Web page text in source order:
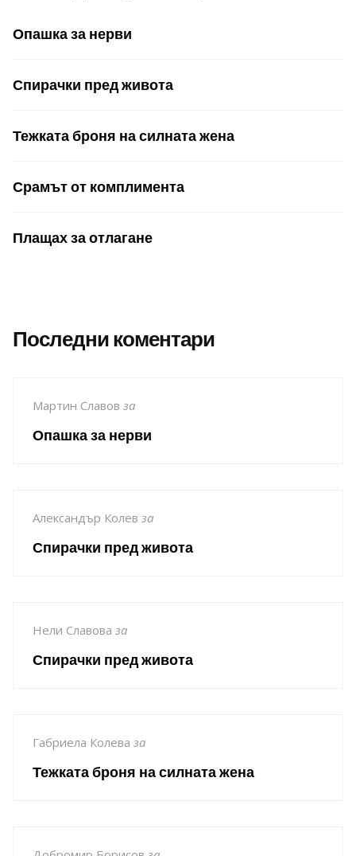
Опашка за нерви
Спирачки пред живота
Тежката броня на силната жена
Срамът от комплимента
Плащах за отлагане
Последни коментари
Мартин Славов за
Опашка за нерви
Александър Колев за
Спирачки пред живота
Нели Славова за
Спирачки пред живота
Габриела Колева за
Тежката броня на силната жена